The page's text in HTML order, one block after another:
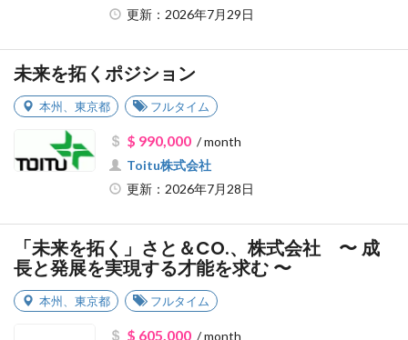
更新：2026年7月29日
未来を拓くポジション
本州、 東京都 フルタイム
$ 990,000/ month
Toitu株式会社
更新：2026年7月28日
「未来を拓く」さと＆CO.、株式会社 〜 成
長と発展を実現する才能を求む 〜
本州、 東京都 フルタイム
$ 605,000/ month